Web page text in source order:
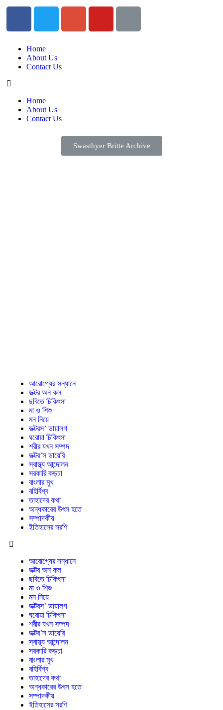
Home
About Us
Contact Us
Home
About Us
Contact Us
Swasthyer Britte Archive
আরোগ্যের সন্ধানে
ডক্টর অন কল
ছবিতে চিকিৎসা
মা ও শিশু
মন নিয়ে
ডক্টরস’ ডায়ালগ
ঘরোয়া চিকিৎসা
শরীর যখন সম্পদ
ডক্টর’স ডায়েরি
স্বাস্থ্য আন্দোলন
সরকারি কড়চা
বাংলার মুখ
বহির্বিশ্ব
তাহাদের কথা
অন্ধকারের উৎস হতে
সম্পাদকীয়
ইতিহাসের সরণি
আরোগ্যের সন্ধানে
ডক্টর অন কল
ছবিতে চিকিৎসা
মা ও শিশু
মন নিয়ে
ডক্টরস’ ডায়ালগ
ঘরোয়া চিকিৎসা
শরীর যখন সম্পদ
ডক্টর’স ডায়েরি
স্বাস্থ্য আন্দোলন
সরকারি কড়চা
বাংলার মুখ
বহির্বিশ্ব
তাহাদের কথা
অন্ধকারের উৎস হতে
সম্পাদকীয়
ইতিহাসের সরণি